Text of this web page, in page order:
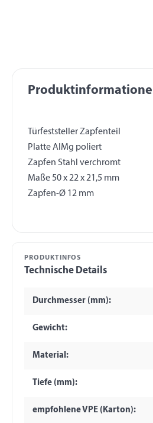
Türfeststeller Zapfenteil
Platte AlMg poliert
Zapfen Stahl verchromt
Maße 50 x 22 x 21,5 mm
Zapfen-Ø 12 mm
PRODUKTINFOS
Technische Details
Durchmesser (mm):
Gewicht:
Material:
Tiefe (mm):
empfohlene VPE (Karton):